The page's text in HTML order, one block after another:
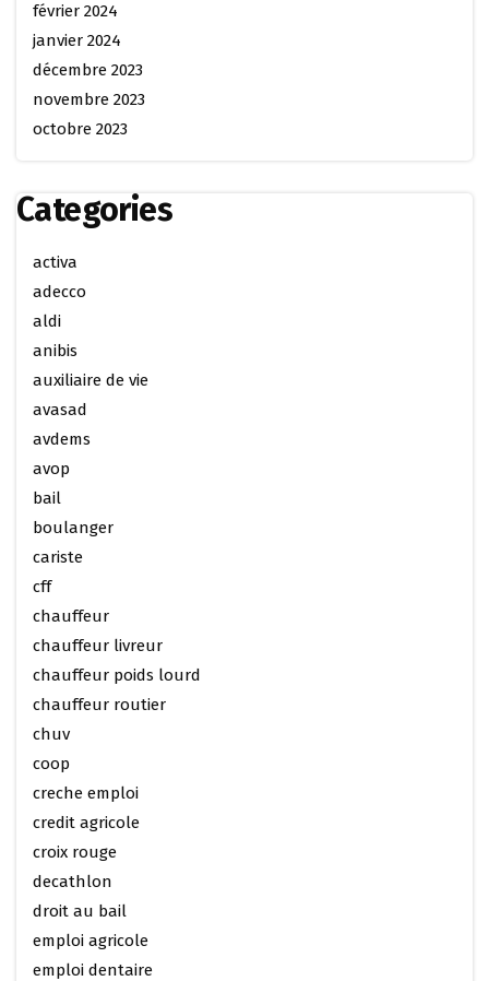
février 2024
janvier 2024
décembre 2023
novembre 2023
octobre 2023
Categories
activa
adecco
aldi
anibis
auxiliaire de vie
avasad
avdems
avop
bail
boulanger
cariste
cff
chauffeur
chauffeur livreur
chauffeur poids lourd
chauffeur routier
chuv
coop
creche emploi
credit agricole
croix rouge
decathlon
droit au bail
emploi agricole
emploi dentaire